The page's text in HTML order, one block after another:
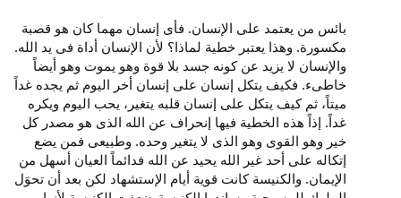
بائس من يعتمد على الإنسان. فأى إنسان مهما كان هو قصبة
مكسورة. وهذا يعتبر خطية لماذا؟ لأن الإنسان أداة فى يد الله.
والإنسان لا يزيد عن كونه جسد بلا قوة وهو يموت وهو أيضاً
خاطىء. فكيف يتكل إنسان على إنسان أخر اليوم ثم يجده غداً
ميتاً، ثم كيف يتكل على إنسان قلبه يتغير، يحب اليوم ويكره
غداً. إذاً هذه الخطية فيها إنحراف عن الله الذى هو مصدر كل
خير وهو القوى وهو الذى لا يتغير وحده. وطبيعى فمن يضع
إتكاله على أحد غير الله يحيد عن الله فدائماً العيان أسهل من
الإيمان. والكنيسة كانت قوية أيام الإستشهاد لكن بعد أن تحوَل